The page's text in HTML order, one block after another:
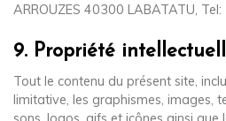
ARROUZES 40300 LABATATU, Tel:
9. Propriété
Tout le contenu du présent site,
limitative, les graphismes, images,